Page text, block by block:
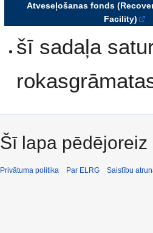
Atveseļošanas fonds
Facility)
šī sadaļa
Šī lapa
Privātuma politika Par ELRG Saistību